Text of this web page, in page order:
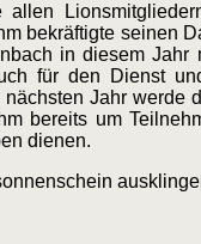
bekräftigte seinen
in diesem Jahr
für den Dienst
Jahr werde
bereits um
dienen.